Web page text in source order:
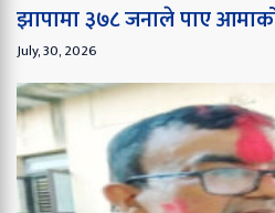
झापामा ३७८ जनाले पाए
July, 30, 2026